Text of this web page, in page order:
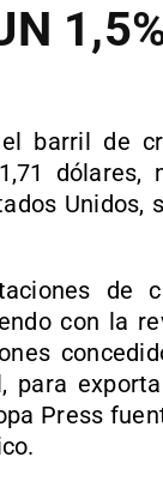
barril de
Unidos,
de
con la
para
Press